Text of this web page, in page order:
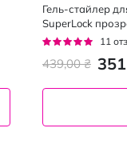
Гель-стайлер
SuperLock
Рейтинг:
11
439,00 ₴